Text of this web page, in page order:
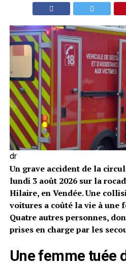
dr
Un grave accident de la
lundi 3 août 2026 sur la
Hilaire, en Vendée. Une
voitures a coûté la vie à une
Quatre autres personnes,
prises en charge par les
Une femme tuée